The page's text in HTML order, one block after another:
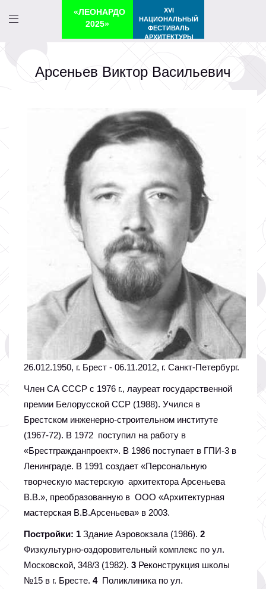
«ЛЕОНАРДО
2025»
XVI
НАЦИОНАЛЬНЫЙ
ФЕСТИВАЛЬ
АРХИТЕКТУРЫ
Арсеньев Виктор Васильевич
26.012.1950, г. Брест - 06.11.2012, г. Санкт-Петербург.
Член СА СССР с 1976 г., лауреат государственной
премии Белорусской ССР (1988). Учился в
Брестском инженерно-строительном институте
(1967-72). В 1972 поступил на работу в
«Брестгражданпроект». В 1986 поступает в ГПИ-3 в
Ленинграде. В 1991 создает «Персональную
творческую мастерскую архитектора Арсеньева
В.В.», преобразованную в ООО «Архитектурная
мастерская В.В.Арсеньева» в 2003.
Постройки: 1 Здание Аэровокзала (1986). 2
Физкультурно-оздоровительный комплекс по ул.
Московской, 348/3 (1982). 3 Реконструкция школы
№15 в г. Бресте. 4 Поликлиника по ул.